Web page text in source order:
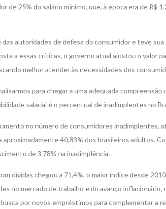
de 25% do salário mínimo, que, à época era de R$
autoridades de defesa do consumidor e teve sua
a essas críticas, o governo atual ajustou o valor
melhor atender às necessidades dos
para chegar a uma adequada compreensão
salarial é o percentual de inadimplentes no
no número de consumidores inadimplentes,
40,83% dos brasileiros adultos.
de 3,78% na inadimplência.
dívidas chegou a 71,4%, o maior índice desde
no mercado de trabalho e do avanço inflacionário,
por novos empréstimos para complementar a